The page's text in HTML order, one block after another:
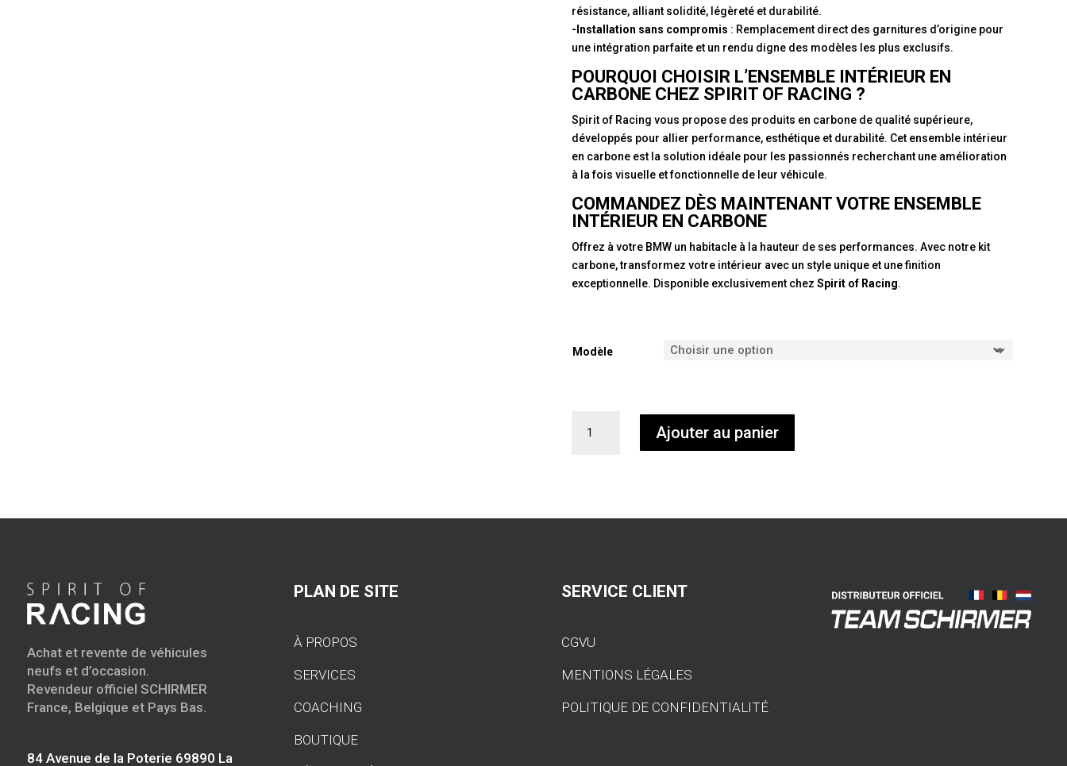
résistance, alliant solidité, légèreté et durabilité.
-Installation sans compromis : Remplacement direct des garnitures d’origine pour
une intégration parfaite et un rendu digne des modèles les plus exclusifs.
POURQUOI CHOISIR L’ENSEMBLE INTÉRIEUR EN
CARBONE CHEZ SPIRIT OF RACING ?
Spirit of Racing vous propose des produits en carbone de qualité supérieure,
développés pour allier performance, esthétique et durabilité. Cet ensemble intérieur
en carbone est la solution idéale pour les passionnés recherchant une amélioration
à la fois visuelle et fonctionnelle de leur véhicule.
COMMANDEZ DÈS MAINTENANT VOTRE ENSEMBLE
INTÉRIEUR EN CARBONE
Offrez à votre BMW un habitacle à la hauteur de ses performances. Avec notre kit
carbone, transformez votre intérieur avec un style unique et une finition
exceptionnelle. Disponible exclusivement chezSpirit of Racing.
Modèle
E46/E90/E92
F87
Ajouter au panier
Achat et revente de véhicules
neufs et d’occasion.
Revendeur officiel SCHIRMER
France, Belgique et Pays Bas.
84 Avenue de la Poterie 69890 La
PLAN DE SITE
À PROPOS
SERVICES
COACHING
BOUTIQUE
SERVICE CLIENT
CGVU
MENTIONS LÉGALES
POLITIQUE DE CONFIDENTIALITÉ